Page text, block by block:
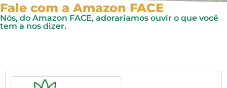
Fale com a Amazon FACE
Nós, do Amazon FACE, adoraríamos ouvir o que você
tem a nos dizer.